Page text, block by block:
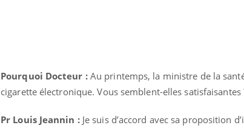
Pourquoi Docteur :Au printemps, la ministre de la
cigarette électronique. Vous semblent-elles satisfaisantes
Pr Louis Jeannin :Je suis d’accord avec sa proposition